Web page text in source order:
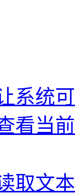
系统
看当
取文